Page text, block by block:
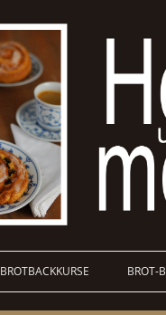
BROTBACKKURSE BROT-